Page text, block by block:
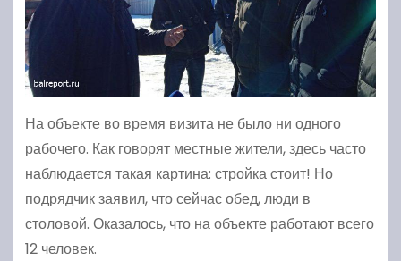
На объекте во время визита не было ни одного
рабочего. Как говорят местные жители, здесь часто
наблюдается такая картина: стройка стоит! Но
подрядчик заявил, что сейчас обед, люди в
столовой. Оказалось, что на объекте работают всего
12 человек.